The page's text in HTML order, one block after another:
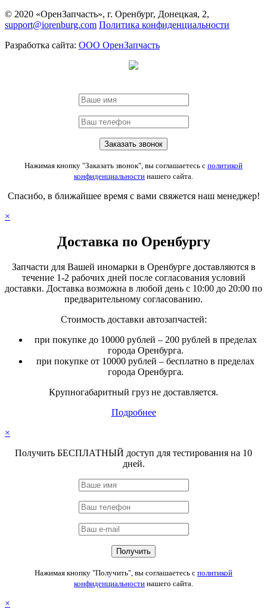
© 2020 «ОренЗапчасть», г. Оренбург, Донецкая, 2,
support@iorenburg.com Политика конфиденциальности
Разработка сайта: ООО ОренЗапчасть
Нажимая кнопку "Заказать звонок", вы соглашаетесь с политикой
конфиденциальности нашего сайта.
Спасибо, в ближайшее время с вами свяжется наш менеджер!
×
Доставка по Оренбургу
Запчасти для Вашей иномарки в Оренбурге доставляются в
течение 1-2 рабочих дней после согласования условий
доставки. Доставка возможна в любой день с 10:00 до 20:00 по
предварительному согласованию.
Стоимость доставки автозапчастей:
при покупке до 10000 рублей – 200 рублей в пределах
города Оренбурга.
при покупке от 10000 рублей – бесплатно в пределах
города Оренбурга.
Крупногабаритный груз не доставляется.
Подробнее
×
Получить БЕСПЛАТНЫЙ доступ для тестирования на 10
дней.
Нажимая кнопку "Получить", вы соглашаетесь с политикой
конфиденциальности нашего сайта.
×